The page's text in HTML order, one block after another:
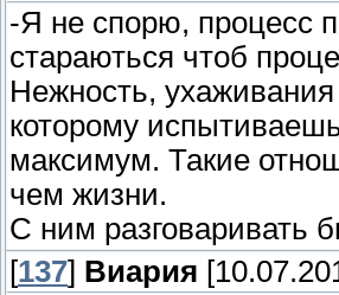
-Я не спорю, процесс
стараються чтоб
Нежность,
которому
максимум. Такие
чем жизни.
С ним разговаривать
[137] Виария